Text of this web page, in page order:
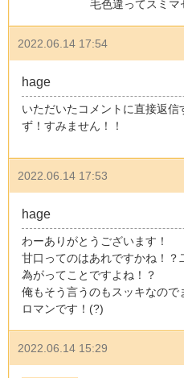
毛色違ってスミマ
2022.06.14 17:54
hage
いただいたコメントに直接返信
ず！すみません！！
2022.06.14 17:53
hage
わーありがとうございます！
甘口ってのはあれですかね！？
為がってことですよね！？
俺もそう言うのもスッキなので
ロマンです！(?)
2022.06.14 15:29